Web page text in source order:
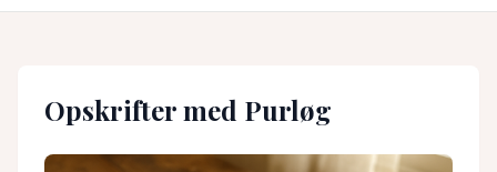
Opskrifter med Purløg